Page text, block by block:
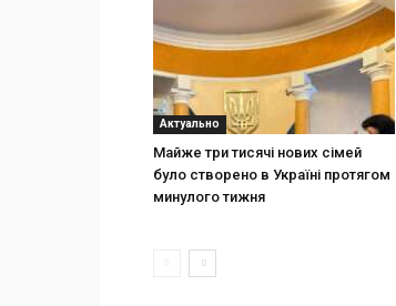
Актуально
Майже три тисячі нових сімей
було створено в Україні протягом
минулого тижня